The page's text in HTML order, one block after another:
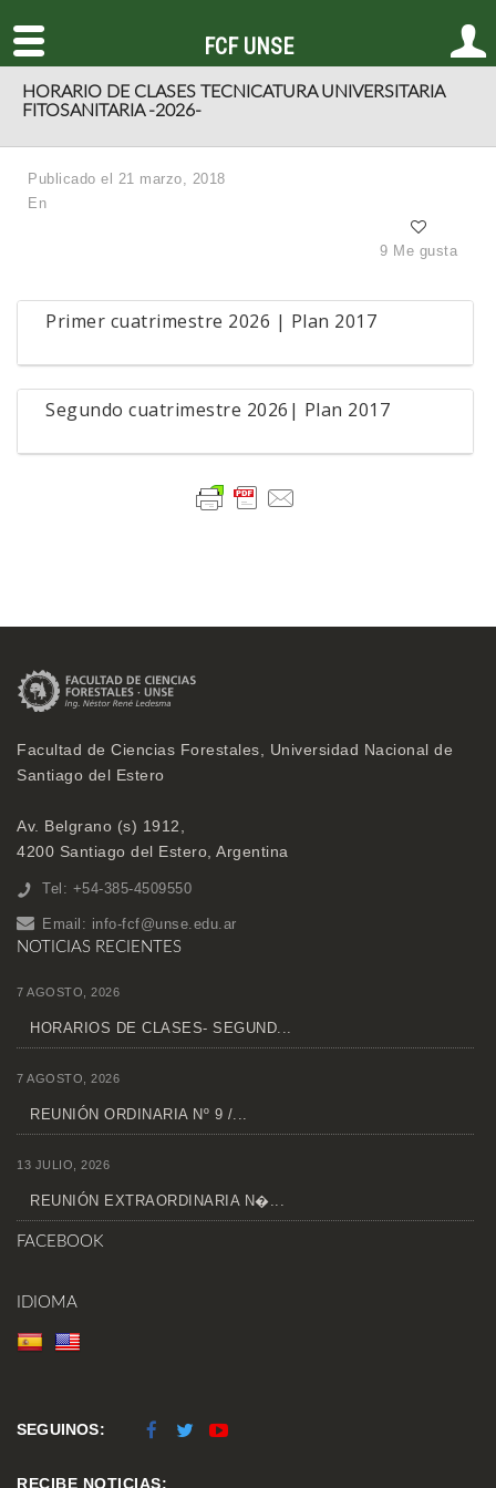
HORARIO DE CLASES TECNICATURA UNIVERSITARIA
FITOSANITARIA -2026-
Publicado el 21 marzo, 2018
En
9 Me gusta
Primer cuatrimestre 2026 | Plan 2017
Segundo cuatrimestre 2026| Plan 2017
Facultad de Ciencias Forestales, Universidad Nacional de
Santiago del Estero
Av. Belgrano (s) 1912,
4200 Santiago del Estero, Argentina
Tel: +54-385-4509550
Email: info-fcf@unse.edu.ar
NOTICIAS RECIENTES
7 AGOSTO, 2026
HORARIOS DE CLASES- SEGUND...
7 AGOSTO, 2026
REUNIÓN ORDINARIA Nº 9 /...
13 JULIO, 2026
REUNIÓN EXTRAORDINARIA N�...
FACEBOOK
IDIOMA
SEGUINOS:
RECIBE NOTICIAS:
FCF UNSE